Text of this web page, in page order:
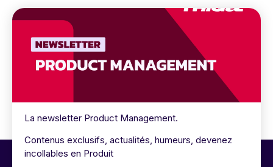
La newsletter Product Management.
Contenus exclusifs, actualités, humeurs, devenez
incollables en Produit